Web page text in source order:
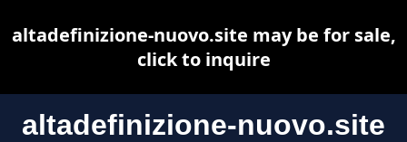
altadefinizione-nuovo.site
altadefinizione-nuovo.site may be for sale,
click to inquire